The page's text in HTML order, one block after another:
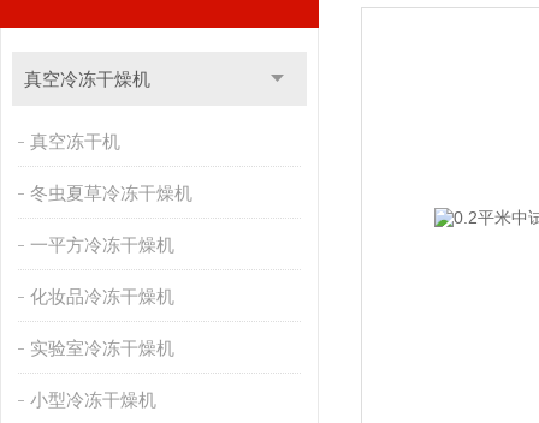
真空冷冻干燥机
真空冻干机
冬虫夏草冷冻干燥机
一平方冷冻干燥机
化妆品冷冻干燥机
实验室冷冻干燥机
小型冷冻干燥机